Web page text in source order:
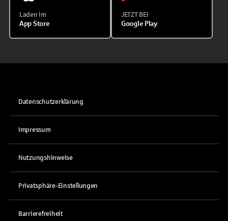
Laden im
App Store
JETZT BEI
Google Play
Datenschutzerklärung
Impressum
Nutzungshinweise
Privatsphäre-Einstellungen
Barrierefreiheit